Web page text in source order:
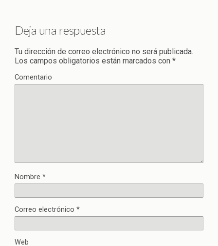
Deja una respuesta
Tu dirección de correo electrónico no será publicada.
Los campos obligatorios están marcados con *
Comentario
Nombre *
Correo electrónico *
Web